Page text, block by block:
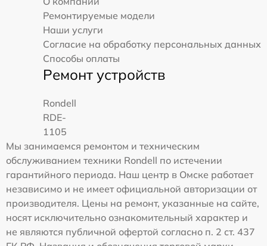
Ремонтируемые модели
Наши услуги
Согласие на обработку персональных данных
Способы оплаты
Ремонт устройств
Rondell
RDE-
1105
Мы занимаемся ремонтом и техническим
обслуживанием техники Rondell по истечении
гарантийного периода. Наш центр в Омске работает
независимо и не имеет официальной авторизации от
производителя. Цены на ремонт, указанные на сайте,
носят исключительно ознакомительный характер и
не являются публичной офертой согласно п. 2 ст. 437